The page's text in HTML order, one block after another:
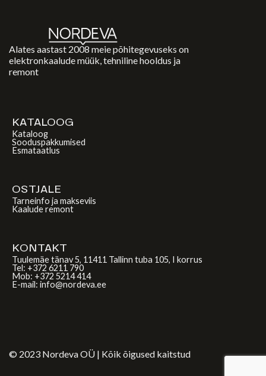
Alates aastast 2008 meie põhitegevuseks on
elektronkaalude müük, tehniline hooldus ja
remont
KATALOOG
Kataloog
Sooduspakkumised
Esmataatlus
OSTJALE
Tarneinfo ja makseviis
Kaalude remont
KONTAKT
Tuulemäe tänav 5, 11411 Tallinn tuba 105, I korrus
Tel: +372 6211 790
Mob: +372 5214 414
E-mail: info@nordeva.ee
© 2023 Nordeva OÜ | Kõik õigused kaitstud